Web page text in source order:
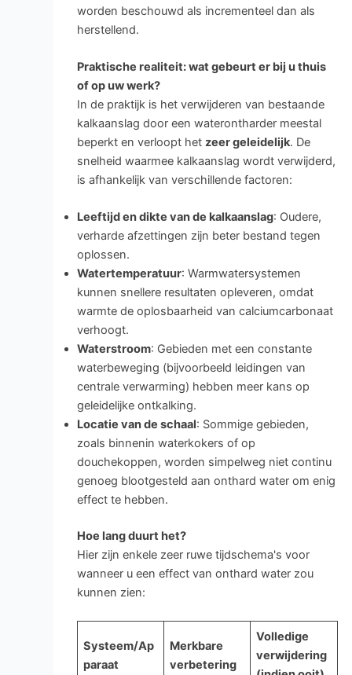
worden beschouwd als incrementeel dan als
herstellend.
Praktische realiteit: wat gebeurt er bij u thuis
of op uw werk?
In de praktijk is het verwijderen van bestaande
kalkaanslag door een waterontharder meestal
beperkt en verloopt het zeer geleidelijk. De
snelheid waarmee kalkaanslag wordt verwijderd,
is afhankelijk van verschillende factoren:
Leeftijd en dikte van de kalkaanslag: Oudere,
verharde afzettingen zijn beter bestand tegen
oplossen.
Watertemperatuur: Warmwatersystemen
kunnen snellere resultaten opleveren, omdat
warmte de oplosbaarheid van calciumcarbonaat
verhoogt.
Waterstroom: Gebieden met een constante
waterbeweging (bijvoorbeeld leidingen van
centrale verwarming) hebben meer kans op
geleidelijke ontkalking.
Locatie van de schaal: Sommige gebieden,
zoals binnenin waterkokers of op
douchekoppen, worden simpelweg niet continu
genoeg blootgesteld aan onthard water om enig
effect te hebben.
Hoe lang duurt het?
Hier zijn enkele zeer ruwe tijdschema's voor
wanneer u een effect van onthard water zou
kunnen zien:
Systeem/Ap
paraat
Merkbare
verbetering
Volledige
verwijdering